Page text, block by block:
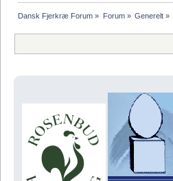
Dansk Fjerkræ Forum » Forum» Generelt»